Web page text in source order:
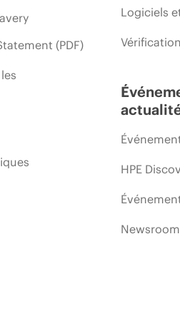
(PDF)
Logiciels
HPE
Newsroom